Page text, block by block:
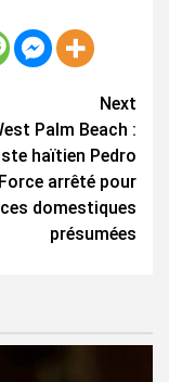
Next
Palm Beach :
haïtien Pedro
Force arrêté pour
domestiques
présumées